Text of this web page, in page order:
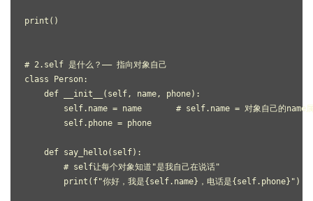
print()
# 2.self 是什么？—— 指向对象自己
class Person:
    def __init__(self, name, phone):
self.name = name       # self.name = 对象自己的name
        self.phone = phone
    def say_hello(self):
        # self让每个对象知道"是我自己在说话"
        print(f"你好，我是{self.name}，电话是{self.phone}")